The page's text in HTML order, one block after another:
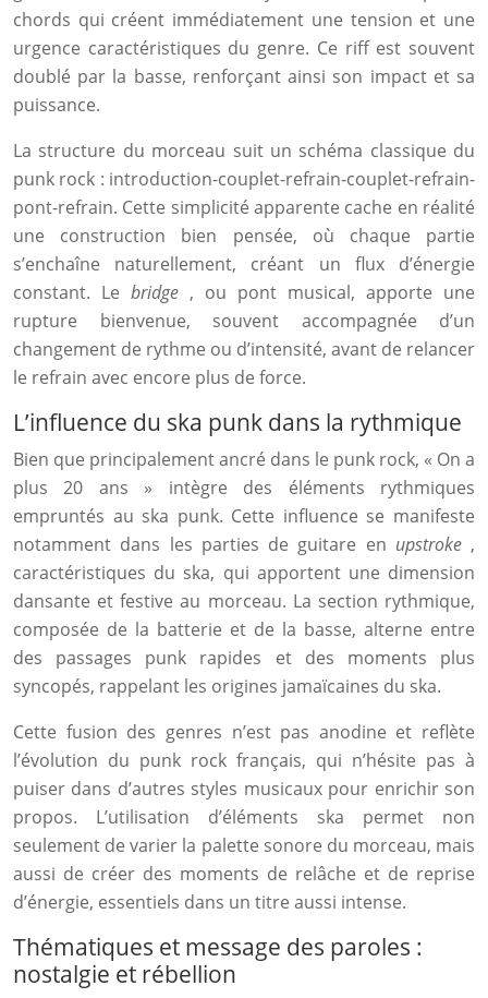
chords qui créent immédiatement une tension et une
urgence caractéristiques du genre. Ce riff est souvent
doublé par la basse, renforçant ainsi son impact et sa
puissance.
La structure du morceau suit un schéma classique du
punk rock : introduction-couplet-refrain-couplet-refrain-
pont-refrain. Cette simplicité apparente cache en réalité
une construction bien pensée, où chaque partie
s’enchaîne naturellement, créant un flux d’énergie
constant. Le bridge , ou pont musical, apporte une
rupture bienvenue, souvent accompagnée d’un
changement de rythme ou d’intensité, avant de relancer
le refrain avec encore plus de force.
L’influence du ska punk dans la rythmique
Bien que principalement ancré dans le punk rock, « On a
plus 20 ans » intègre des éléments rythmiques
empruntés au ska punk. Cette influence se manifeste
notamment dans les parties de guitare en upstroke ,
caractéristiques du ska, qui apportent une dimension
dansante et festive au morceau. La section rythmique,
composée de la batterie et de la basse, alterne entre
des passages punk rapides et des moments plus
syncopés, rappelant les origines jamaïcaines du ska.
Cette fusion des genres n’est pas anodine et reflète
l’évolution du punk rock français, qui n’hésite pas à
puiser dans d’autres styles musicaux pour enrichir son
propos. L’utilisation d’éléments ska permet non
seulement de varier la palette sonore du morceau, mais
aussi de créer des moments de relâche et de reprise
d’énergie, essentiels dans un titre aussi intense.
Thématiques et message des paroles :
nostalgie et rébellion